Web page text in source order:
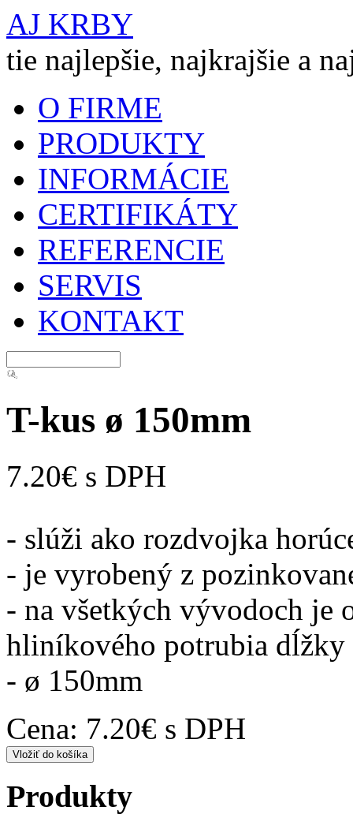
AJ KRBY
tie najlepšie, najkrajšie a
O FIRME
PRODUKTY
INFORMÁCIE
CERTIFIKÁTY
REFERENCIE
SERVIS
KONTAKT
T-kus ø 150mm
7.20€ s DPH
- slúži ako rozdvojka
- je vyrobený z
- na všetkých vývodoch je
hliníkového potrubia dĺžky
- ø 150mm
Cena: 7.20€ s DPH
Produkty